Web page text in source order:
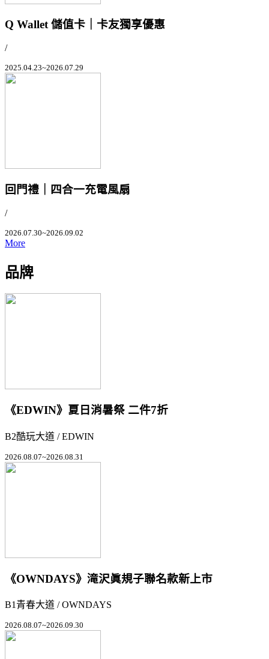
Q Wallet 儲值卡｜卡友獨享優惠
/
2025.04.23~2026.07.29
回門禮｜四合一充電風扇
/
2026.07.30~2026.09.02
More
品牌
《EDWIN》夏日消暑祭 二件7折
B2酷玩大道 / EDWIN
2026.08.07~2026.08.31
《OWNDAYS》滝沢眞規子聯名款新上市
B1青春大道 / OWNDAYS
2026.08.07~2026.09.30